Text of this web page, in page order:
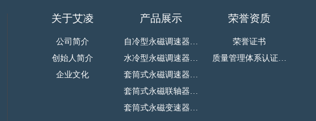
关于艾凌
公司简介
创始人简介
企业文化
产品展示
自冷型永磁调速器…
水冷型永磁调速器…
套筒式永磁调速器…
套筒式永磁联轴器…
套筒式永磁变速器…
荣誉资质
荣誉证书
质量管理体系认证…